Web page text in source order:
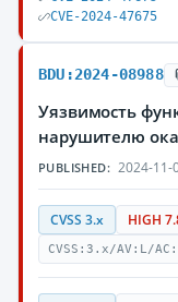
CVE-2024-47675
BDU:2024-08988
Уязвимость
нарушителю
PUBLISHED: 2024-11-
CVSS 3.x HIGH
CVSS:3.x/AV:L/